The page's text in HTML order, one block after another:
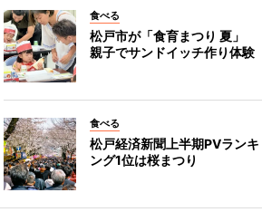
食べる
松戸市が「食育まつり 夏」
親子でサンドイッチ作り体験
食べる
松戸経済新聞上半期PVランキ
ング1位は桜まつり